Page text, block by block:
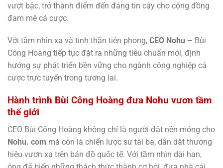
vượt bậc, trở thành điểm đến đáng tin cậy cho cộng đồng
đam mê cá cược.
Với tầm nhìn xa và tinh thần tiên phong, CEO Nohu – Bùi
Công Hoàng tiếp tục đặt ra những tiêu chuẩn mới, định
hướng sự phát triển bền vững cho ngành công nghiệp cá
cược trực tuyến trong tương lai.
Hành trình Bùi Công Hoàng đưa Nohu vươn tầm
thế giới
CEO Bùi Công Hoàng không chỉ là người đặt nền móng cho
Nohu. com mà còn là chiến lược sư tài ba, dẫn dắt thương
hiệu vươn xa trên bản đồ quốc tế. Với tầm nhìn dài hạn,